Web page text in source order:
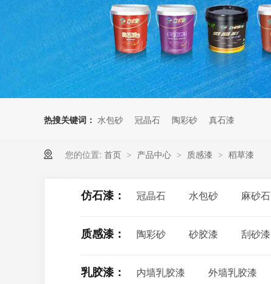
热搜关键词： 水包砂 冠晶石 陶彩砂 真石漆
您的位置: 首页 > 产品中心 > 质感漆 > 稻草漆
仿石漆： 冠晶石 水包砂 麻砂石
质感漆： 陶彩砂 砂胶漆 刮砂漆
乳胶漆： 内墙乳胶漆 外墙乳胶漆